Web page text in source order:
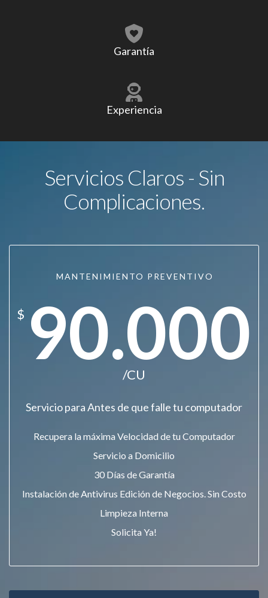
Garantía
Experiencia
Servicios Claros - Sin
Complicaciones.
MANTENIMIENTO PREVENTIVO
$ 90.000
/CU
Servicio para Antes de que falle tu computador
Recupera la máxima Velocidad de tu Computador
Servicio a Domicilio
30 Días de Garantía
Instalación de Antivirus Edición de Negocios. Sin Costo
Limpieza Interna
Solicita Ya!